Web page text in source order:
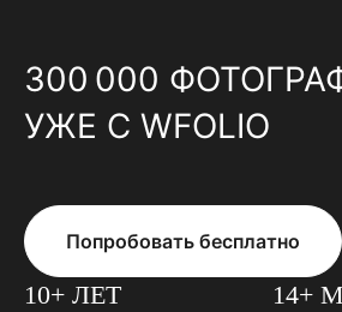
300 000
УЖЕ С WFOLIO
Попробовать бесплатно
10+ ЛЕТ 14+